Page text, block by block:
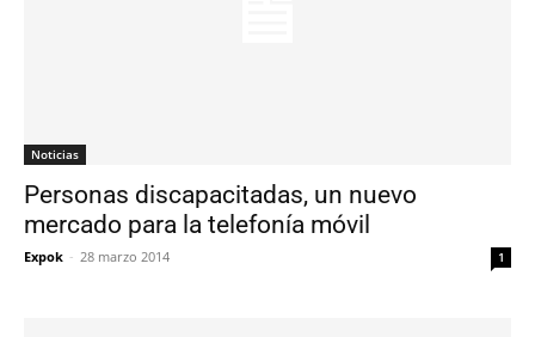
Noticias
Personas discapacitadas, un nuevo
mercado para la telefonía móvil
Expok - 28 marzo 2014 1